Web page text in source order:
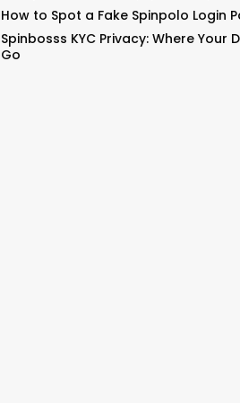
How to Spot a Fake Spinpolo Login
Spinbosss KYC Privacy: Where Your
Go